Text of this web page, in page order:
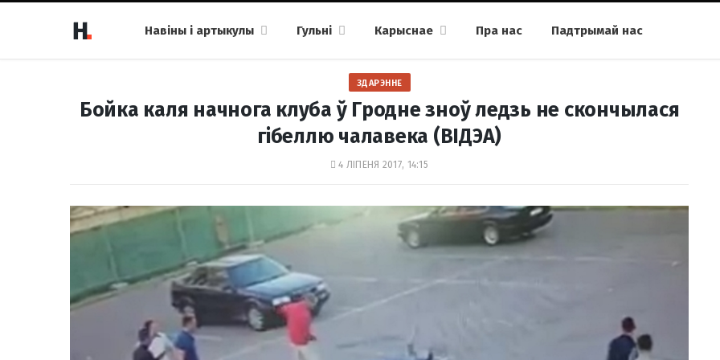
Навіны і артыкулы Гульні Карыснае Пра нас Падтрымай нас
ЗДАРЭННЕ
Бойка каля начнога клуба ў Гродне зноў ледзь не скончылася
гібеллю чалавека (ВIДЭА)
4 ЛІПЕНЯ 2017, 14:15